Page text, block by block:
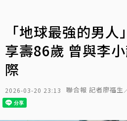
「地球最強的男
享壽86歲 曾與李
際
2026-03-20 23:13 聯合報 記者廖福生